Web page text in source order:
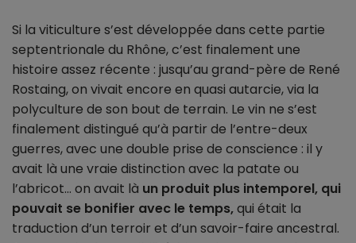
Si la viticulture s’est développée dans cette partie
septentrionale du Rhône, c’est finalement une
histoire assez récente : jusqu’au grand-père de René
Rostaing, on vivait encore en quasi autarcie, via la
polyculture de son bout de terrain. Le vin ne s’est
finalement distingué qu’à partir de l’entre-deux
guerres, avec une double prise de conscience : il y
avait là une vraie distinction avec la patate ou
l’abricot… on avait là un produit plus intemporel, qui
pouvait se bonifier avec le temps,qui était la
traduction d’un terroir et d’un savoir-faire ancestral.